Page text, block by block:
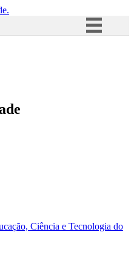
Acesso à informação
Ciência e Tecnologia do